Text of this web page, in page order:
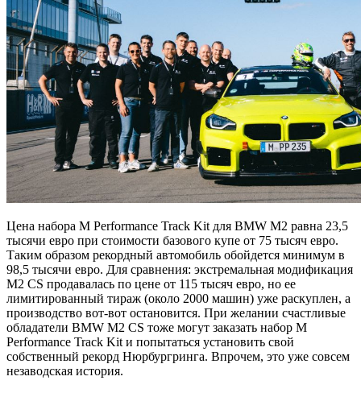
Цена набора M Performance Track Kit для BMW M2 равна 23,5
тысячи евро при стоимости базового купе от 75 тысяч евро.
Таким образом рекордный автомобиль обойдется минимум в
98,5 тысячи евро. Для сравнения: экстремальная модификация
M2 CS продавалась по цене от 115 тысяч евро, но ее
лимитированный тираж (около 2000 машин) уже раскуплен, а
производство вот-вот остановится. При желании счастливые
обладатели BMW M2 CS тоже могут заказать набор M
Performance Track Kit и попытаться установить свой
собственный рекорд Нюрбургринга. Впрочем, это уже совсем
незаводская история.